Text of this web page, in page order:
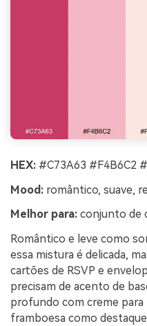
HEX: #C73A63 #F4B6C2
Mood: romântico, suave,
Melhor para: conjunto de
Romântico e leve como
essa mistura é delicada,
cartões de RSVP e
precisam de acento de
profundo com creme
framboesa como